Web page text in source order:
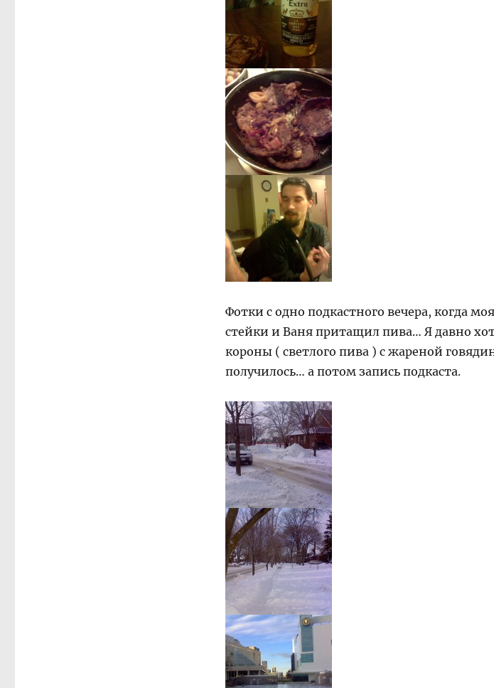
Фотки с одно подкастного вечера, когда
стейки и Ваня притащил пива… Я давно
короны ( светлого пива ) с жареной
получилось… а потом запись подкаста.